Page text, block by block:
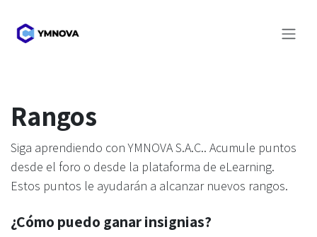
Rangos
Siga aprendiendo con YMNOVA S.A.C.. Acumule puntos
desde el foro o desde la plataforma de eLearning.
Estos puntos le ayudarán a alcanzar nuevos rangos.
¿Cómo puedo ganar insignias?